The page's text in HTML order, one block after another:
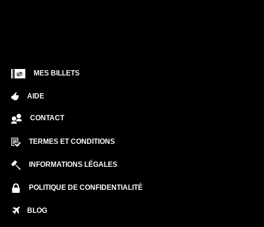
MES BILLETS
AIDE
CONTACT
TERMES ET CONDITIONS
INFORMATIONS LÉGALES
POLITIQUE DE CONFIDENTIALITÉ
BLOG